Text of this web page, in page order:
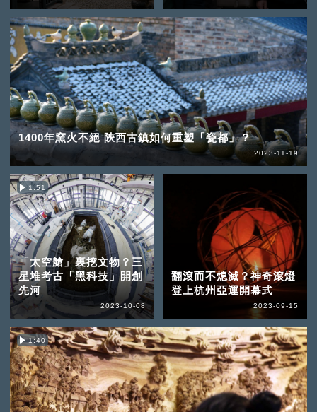
1400年窯火不絕 陝西古鎮如何重塑「瓷都」？
2023-11-19
1:51
「太空艙」裏挖文物？三
星堆考古「黑科技」開創
先河
2023-10-08
翻滾而不熄滅？神奇滾燈
登上杭州亞運開幕式
2023-09-15
1:40